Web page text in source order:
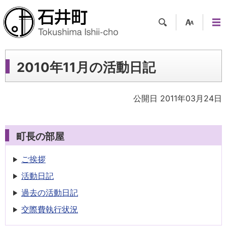
ツー
ュー
2010年11月の活動日記
公開日 2011年03月24日
町長の部屋
ご挨拶
活動日記
過去の活動日記
交際費執行状況